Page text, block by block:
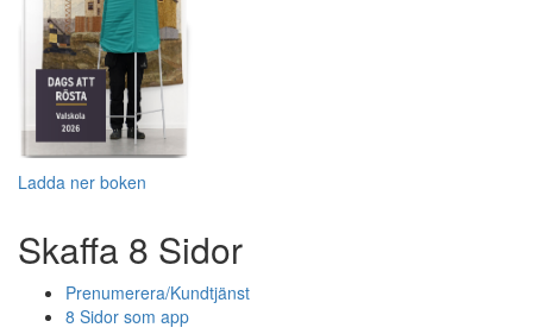
Ladda ner boken
Skaffa 8 Sidor
Prenumerera/Kundtjänst
8 Sidor som app